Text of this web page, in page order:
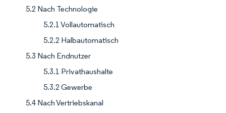
5.2 Nach Technologie
5.2.1 Vollautomatisch
5.2.2 Halbautomatisch
5.3 Nach Endnutzer
5.3.1 Privathaushalte
5.3.2 Gewerbe
5.4 Nach Vertriebskanal